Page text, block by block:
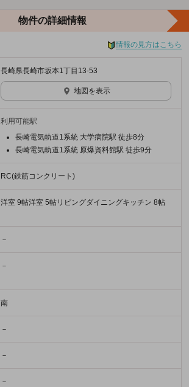
物件の詳細情報
情報の見方はこちら
長崎県長崎市坂本1丁目13-53
地図を表示
利用可能駅
長崎電気軌道1系統 大学病院駅 徒歩8分
長崎電気軌道1系統 原爆資料館駅 徒歩9分
RC(鉄筋コンクリート)
洋室 9帖洋室 5帖リビングダイニングキッチン 8帖
－
－
南
－
－
－